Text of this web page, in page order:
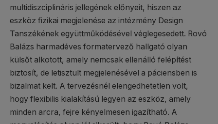
multidiszciplináris jellegének előnyeit, hiszen az
eszköz fizikai megjelenése az intézmény Design
Tanszékének együttműködésével véglegesedett. Rovó
Balázs harmadéves formatervező hallgató olyan
külsőt alkotott, amely nemcsak ellenálló felépítést
biztosít, de letisztult megjelenésével a páciensben is
bizalmat kelt. A tervezésnél elengedhetetlen volt,
hogy flexibilis kialakítású legyen az eszköz, amely
minden arcra, fejre kényelmesen igazítható. A